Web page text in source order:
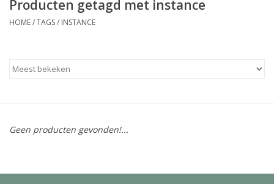
Nailart voor jou
Producten getagd met instance
HOME/TAGS/ INSTANCE
Geen producten gevonden!...